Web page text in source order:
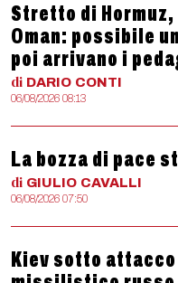
Stretto di
Oman: possibile
poi arrivano i
di DARIO CONTI
06/08/2026 08:13
La bozza di pace
di GIULIO CAVALLI
06/08/2026 07:50
Kiev sotto